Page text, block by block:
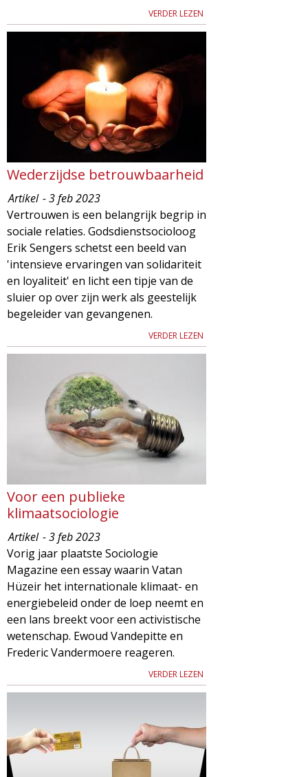
VERDER LEZEN
Wederzijdse betrouwbaarheid
Artikel - 3 feb 2023
Vertrouwen is een belangrijk begrip in
sociale relaties. Godsdienstsocioloog
Erik Sengers schetst een beeld van
'intensieve ervaringen van solidariteit
en loyaliteit' en licht een tipje van de
sluier op over zijn werk als geestelijk
begeleider van gevangenen.
VERDER LEZEN
Voor een publieke
klimaatsociologie
Artikel - 3 feb 2023
Vorig jaar plaatste Sociologie
Magazine een essay waarin Vatan
Hüzeir het internationale klimaat- en
energiebeleid onder de loep neemt en
een lans breekt voor een activistische
wetenschap. Ewoud Vandepitte en
Frederic Vandermoere reageren.
VERDER LEZEN